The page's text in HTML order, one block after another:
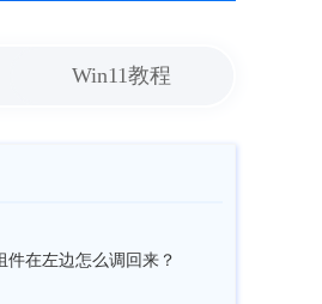
Win11教程
件在左边怎么调回来？